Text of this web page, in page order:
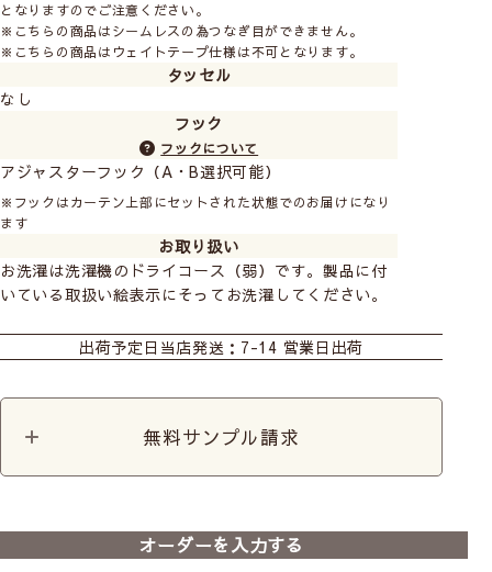
となりますのでご注意ください。
※こちらの商品はシームレスの為つなぎ目ができません。
※こちらの商品はウェイトテープ仕様は不可となります。
タッセル
なし
フック
フックについて
アジャスターフック（A・B選択可能）
※フックはカーテン上部にセットされた状態でのお届けになり
ます
お取り扱い
お洗濯は洗濯機のドライコース（弱）です。製品に付
いている取扱い絵表示にそってお洗濯してください。
生地売り出荷予定日 当店発送：7-14 営業日出荷
無料サンプル請求
オーダーを入力する